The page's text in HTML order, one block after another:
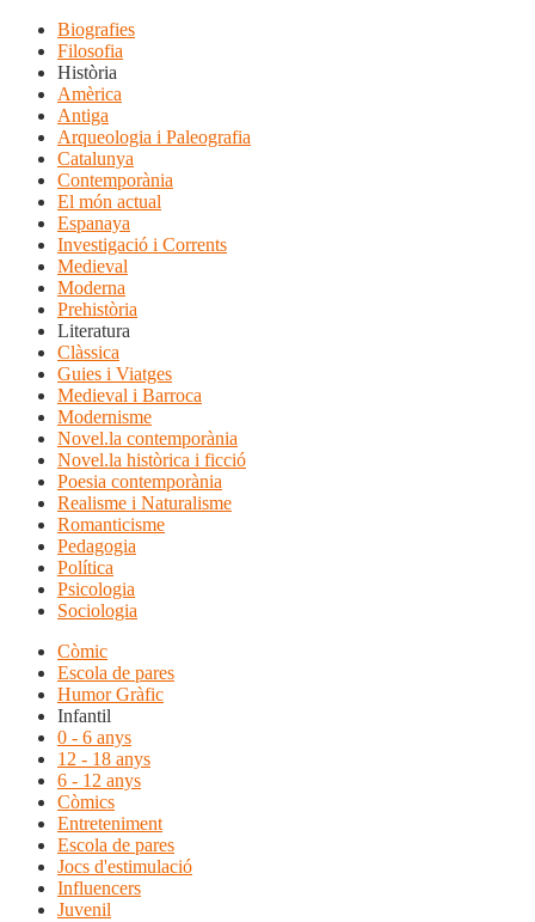
Biografies
Filosofia
Història
Amèrica
Antiga
Arqueologia i Paleografia
Catalunya
Contemporània
El món actual
Espanaya
Investigació i Corrents
Medieval
Moderna
Prehistòria
Literatura
Clàssica
Guies i Viatges
Medieval i Barroca
Modernisme
Novel.la contemporània
Novel.la històrica i ficció
Poesia contemporània
Realisme i Naturalisme
Romanticisme
Pedagogia
Política
Psicologia
Sociologia
Còmic
Escola de pares
Humor Gràfic
Infantil
0 - 6 anys
12 - 18 anys
6 - 12 anys
Còmics
Entreteniment
Escola de pares
Jocs d'estimulació
Influencers
Juvenil